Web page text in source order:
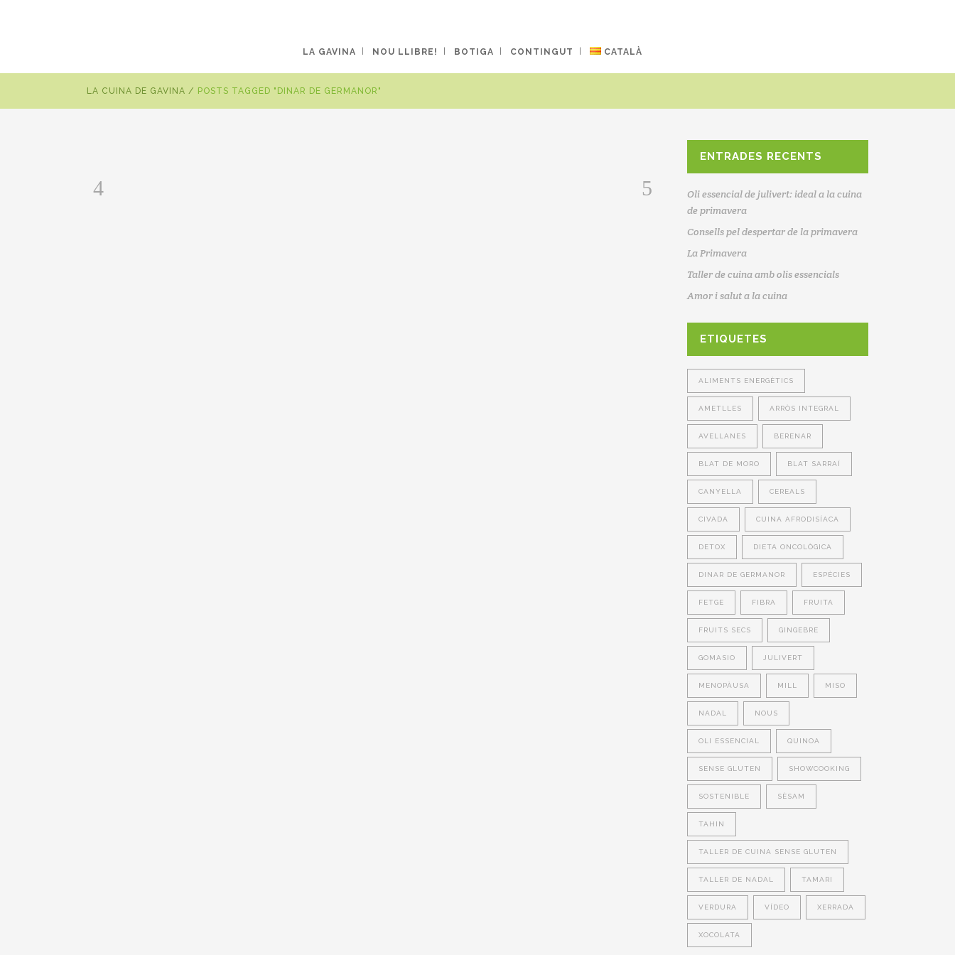
LA GAVINA NOU LLIBRE! BOTIGA CONTINGUT CATALÀ
LA CUINA DE GAVINA / POSTS TAGGED "DINAR DE GERMANOR"
ENTRADES RECENTS
Oli essencial de julivert: ideal a la cuina
de primavera
Consells pel despertar de la primavera
La Primavera
Taller de cuina amb olis essencials
Amor i salut a la cuina
ETIQUETES
ALIMENTS ENERGÈTICS
AMETLLES ARRÒS INTEGRAL
AVELLANES BERENAR
BLAT DE MORO BLAT SARRAÍ
CANYELLA CEREALS
CIVADA CUINA AFRODISÍACA
DETOX DIETA ONCOLÒGICA
DINAR DE GERMANOR ESPÈCIES
FETGE FIBRA FRUITA
FRUITS SECS GINGEBRE
GOMASIO JULIVERT
MENOPÀUSA MILL MISO
NADAL NOUS
OLI ESSENCIAL QUINOA
SENSE GLUTEN SHOWCOOKING
SOSTENIBLE SÈSAM
TAHIN
TALLER DE CUINA SENSE GLUTEN
TALLER DE NADAL TAMARI
VERDURA VÍDEO XERRADA
XOCOLATA